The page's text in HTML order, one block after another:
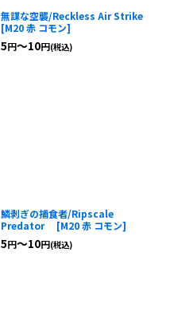
無謀な空襲/Reckless Air Strike
[M20 赤 コモン]
5円～10円(税込)
鱗剥ぎの捕食者/Ripscale
Predator
[M20 赤 コモン]
5円～10円(税込)